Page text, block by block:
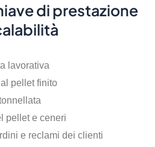
di prestazione
lavorativa
pellet finito
pellet e ceneri
e reclami dei clienti